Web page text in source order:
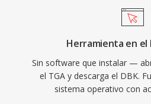
Herramienta en el
Sin software que instalar —
el TGA y descarga el DBK.
sistema operativo con